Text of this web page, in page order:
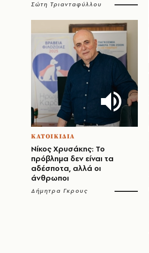
Σώτη Τριανταφύλλου
ΚΑΤΟΙΚΙΔΙΑ
Νίκος Χρυσάκης: Το
πρόβλημα δεν είναι τα
αδέσποτα, αλλά οι
άνθρωποι
Δήμητρα Γκρους